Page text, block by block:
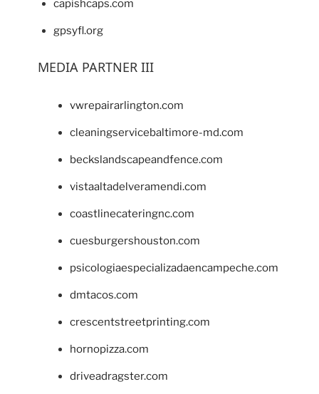
capishcaps.com
gpsyfl.org
MEDIA PARTNER III
vwrepairarlington.com
cleaningservicebaltimore-md.com
beckslandscapeandfence.com
vistaaltadelveramendi.com
coastlinecateringnc.com
cuesburgershouston.com
psicologiaespecializadaencampeche.com
dmtacos.com
crescentstreetprinting.com
hornopizza.com
driveadragster.com